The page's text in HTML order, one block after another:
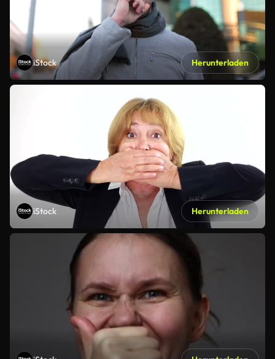
iStock Herunterladen
iStock Herunterladen